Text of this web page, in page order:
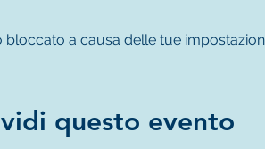
bloccato a causa delle tue
questo evento